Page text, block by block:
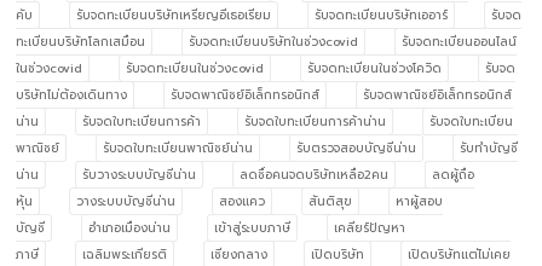
คับ
รับจดทะเบียนบริษัทเหรียญอีเธอเรียม รับจดทะเบียนบริษัทเออาร์
รับจด
ทะเบียนบริษัทโลกเสมือน
รับจดทะเบียนบริษัทในช่วงcovid
รับจดทะเบียนออนไลน์
ในช่วงcovid
รับจดทะเบียนในช่วงcovid รับจดทะเบียนในช่วงโควิด
รับจด
บริษัทไม่ต้องเดินทาง
รับจดพาณิชย์อิเล็กทรอนิกส์
รับจดพาณิชย์อิเล็กทรอนิกส์
น่าน
รับจดใบทะเบียนการค้า รับจดใบทะเบียนการค้าน่าน
รับจดใบทะเบียน
พาณิชย์
รับจดใบทะเบียนพาณิชย์น่าน รับตรวจสอบบัญชีน่าน
รับทำบัญชี
น่าน
รับวางระบบบัญชีน่าน ลดชื่อคนจดบริษัทเหลือ2คน
ลดผู้ถือ
หุ้น
วางระบบบัญชีน่าน สองแคว สันติสุข
หาผู้สอบ
บัญชี
อำเภอเมืองน่าน เข้าสู่ระบบภาษี
เคลียร์ปัญหา
ภาษี
เฉลิมพระเกียรติ เชียงกลาง เปิดบริษัท
เปิดบริษัทแต่ไม่เคย